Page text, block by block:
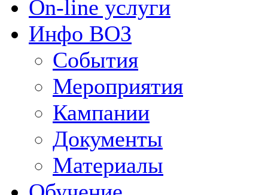
On-line услуги
Инфо ВОЗ
События
Мероприятия
Кампании
Документы
Материалы